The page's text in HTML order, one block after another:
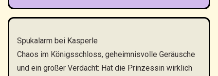
Spukalarm bei Kasperle
Chaos im Königsschloss, geheimnisvolle Geräusche
und ein großer Verdacht: Hat die Prinzessin wirklich